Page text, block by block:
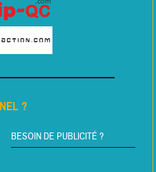
?
BESOIN DE PUBLICITÉ ?